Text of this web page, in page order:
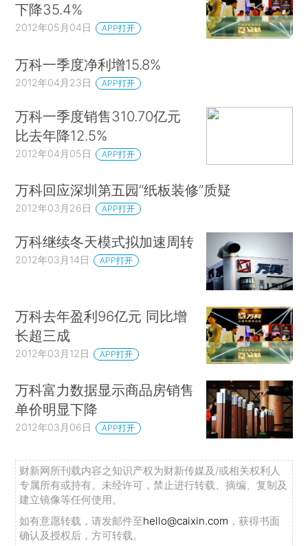
下降35.4%
2012年05月04日 APP打开
万科一季度净利增15.8%
2012年04月23日 APP打开
万科一季度销售310.70亿元
比去年降12.5%
2012年04月05日 APP打开
万科回应深圳第五园“纸板装修”质疑
2012年03月26日 APP打开
万科继续冬天模式拟加速周转
2012年03月14日 APP打开
万科去年盈利96亿元 同比增
长超三成
2012年03月12日 APP打开
万科富力数据显示商品房销售
单价明显下降
2012年03月06日 APP打开
财新网所刊载内容之知识产权为财新传媒及/或相关权利人
专属所有或持有。未经许可，禁止进行转载、摘编、复制及
建立镜像等任何使用。
如有意愿转载，请发邮件至hello@caixin.com ，获得书面
确认及授权后，方可转载。